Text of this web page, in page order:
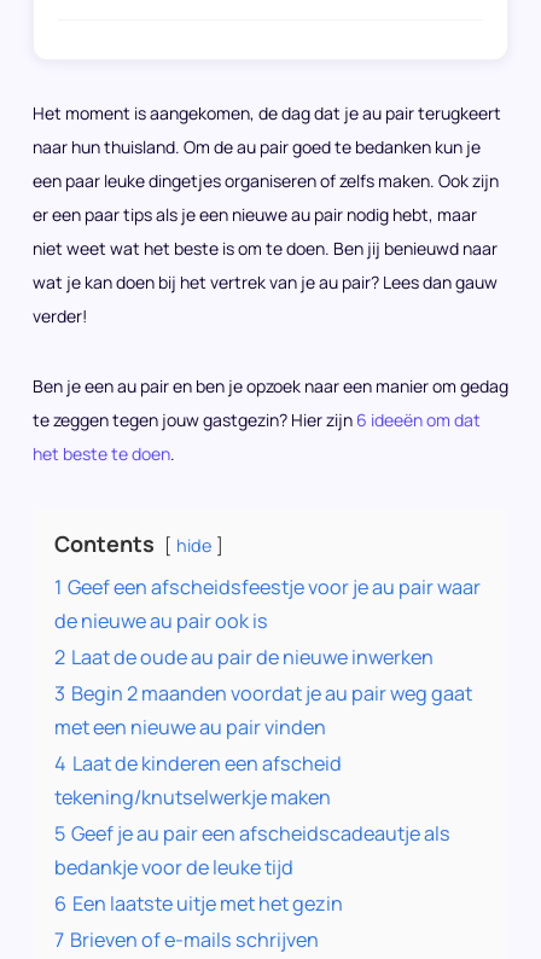
Het moment is aangekomen, de dag dat je au pair terugkeert
naar hun thuisland. Om de au pair goed te bedanken kun je
een paar leuke dingetjes organiseren of zelfs maken. Ook zijn
er een paar tips als je een nieuwe au pair nodig hebt, maar
niet weet wat het beste is om te doen. Ben jij benieuwd naar
wat je kan doen bij het vertrek van je au pair? Lees dan gauw
verder!
Ben je een au pair en ben je opzoek naar een manier om gedag
te zeggen tegen jouw gastgezin? Hier zijn 6 ideeën om dat
het beste te doen.
Contents hide
1 Geef een afscheidsfeestje voor je au pair waar
de nieuwe au pair ook is
2 Laat de oude au pair de nieuwe inwerken
3 Begin 2 maanden voordat je au pair weg gaat
met een nieuwe au pair vinden
4 Laat de kinderen een afscheid
tekening/knutselwerkje maken
5 Geef je au pair een afscheidscadeautje als
bedankje voor de leuke tijd
6 Een laatste uitje met het gezin
7 Brieven of e-mails schrijven